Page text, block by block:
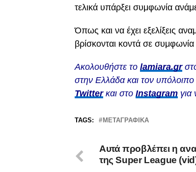
τελικά υπάρξει συμφωνία
Όπως και να έχει εξελίξεις
βρίσκονται κοντά σε
Ακολουθήστε το lamiara.gr
στην Ελλάδα και τον
Twitterκαι στο Instagram για
TAGS: ΜΕΤΑΓΡΑΦΙΚΆ
Αυτά προβλέπει η
της Super League